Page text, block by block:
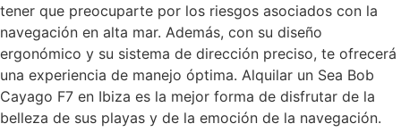
tener que preocuparte por los riesgos asociados con la
navegación en alta mar. Además, con su diseño
ergonómico y su sistema de dirección preciso, te ofrecerá
una experiencia de manejo óptima. Alquilar un Sea Bob
Cayago F7 en Ibiza es la mejor forma de disfrutar de la
belleza de sus playas y de la emoción de la navegación.